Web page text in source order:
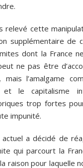
relevé cette
supplémentaire de
dont la France
ne pas être
mais l’amalgame
le capitalisme
trop fortes
impunité.
actuel a décidé de
qui parcourt la
la raison pour laquelle